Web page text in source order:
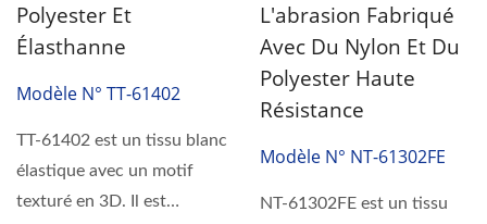
Polyester Et
Élasthanne
Modèle N° TT-61402
TT-61402 est un tissu blanc
élastique avec un motif
texturé en 3D. Il est
L'abrasion Fabriqué
Avec Du Nylon Et Du
Polyester Haute
Résistance
Modèle N° NT-61302FE
NT-61302FE est un tissu